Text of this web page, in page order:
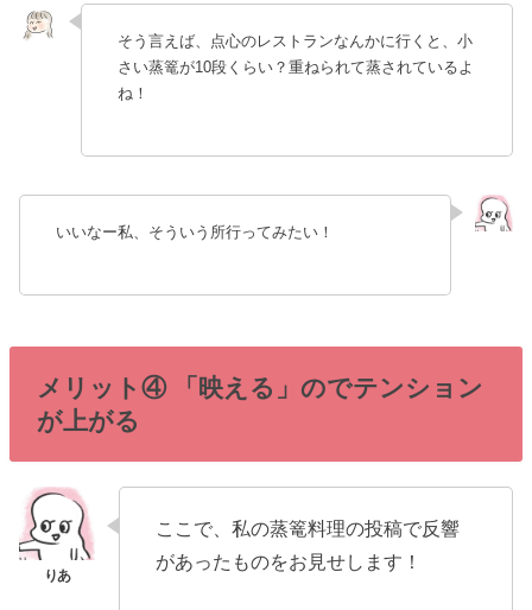
そう言えば、点心のレストランなんかに行くと、小
さい蒸篭が10段くらい？重ねられて蒸されているよ
ね！
いいなー私、そういう所行ってみたい！
メリット④ 「映える」のでテンション
が上がる
ここで、私の蒸篭料理の投稿で反響
があったものをお見せします！